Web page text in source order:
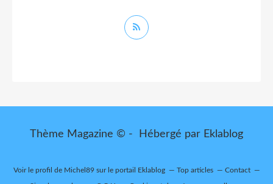
Thème Magazine © - Hébergé par Eklablog
Voir le profil de Michel89sur le portail Eklablog Top articles Contact